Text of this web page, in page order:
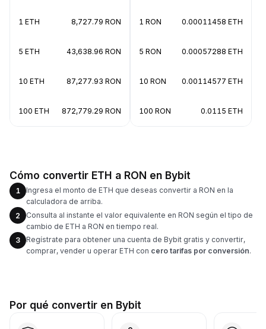
1 ETH 8,727.79 RON
5 ETH 43,638.96 RON
10 ETH 87,277.93 RON
100 ETH 872,779.29 RON
1 RON 0.00011458 ETH
5 RON 0.00057288 ETH
10 RON 0.00114577 ETH
100 RON 0.0115 ETH
Cómo convertir ETH a RON en Bybit
1
Ingresa el monto de ETH que deseas convertir a RON en la
calculadora de arriba.
2
Consulta al instante el valor equivalente en RON según el tipo de
cambio de ETH a RON en tiempo real.
3
Regístrate para obtener una cuenta de Bybit gratis y convertir,
comprar, vender u operar ETH con cero tarifas por conversión.
Por qué convertir en Bybit